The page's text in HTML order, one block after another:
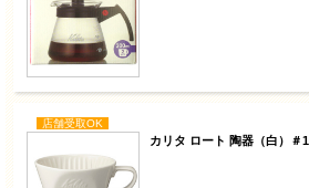
店舗受取OK
カリタ ロート 陶器（白）